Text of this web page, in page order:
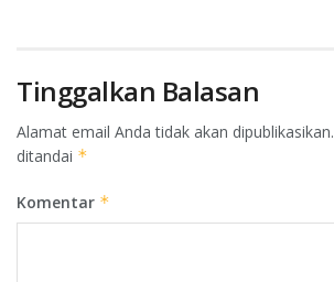
Tinggalkan Balasan
Alamat email Anda tidak akan dipublikasikan.
ditandai *
Komentar *